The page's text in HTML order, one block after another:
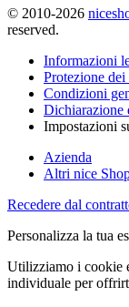
© 2010-2026
reserved.
Informazioni
Protezione dei
Condizioni
Dichiarazione
Impostazioni
Azienda
Altri nice
Recedere dal
Personalizza la tua
Utilizziamo i cookie
individuale per